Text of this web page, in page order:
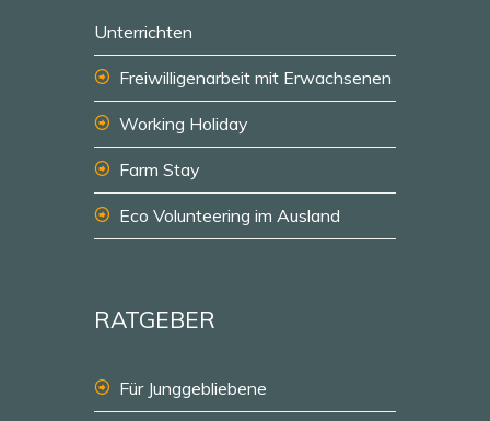
Unterrichten
Freiwilligenarbeit mit Erwachsenen
Working Holiday
Farm Stay
Eco Volunteering im Ausland
RATGEBER
Für Junggebliebene